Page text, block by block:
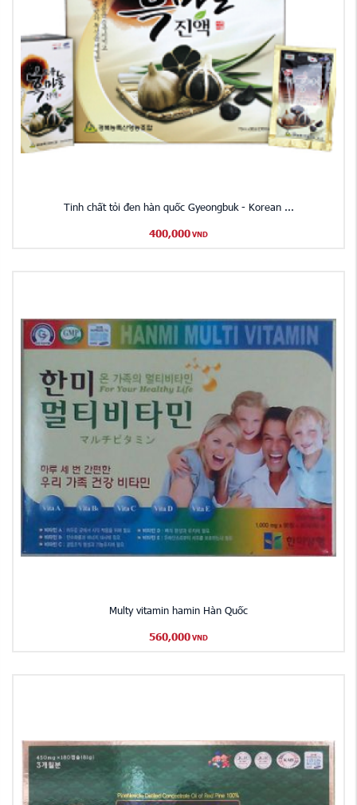
Tinh chất tỏi đen hàn quốc Gyeongbuk - Korean ...
400,000 VND
Multy vitamin hamin Hàn Quốc
560,000 VND